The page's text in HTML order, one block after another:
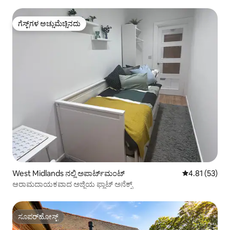
ಗೆಸ್ಟ್‌ಗಳ ಅಚ್ಚುಮೆಚ್ಚಿನದು
ಗೆಸ್ಟ್‌ಗಳ ಅಚ್ಚುಮೆಚ್ಚಿನದು
West Midlands ನಲ್ಲಿ ಅಪಾರ್ಟ್‌ಮಂಟ್ 5 ರಲ್ಲಿ 4.81
4.81 (53)
ಆರಾಮದಾಯಕವಾದ ಅಜ್ಜಿಯ ಫ್ಲಾಟ್ ಅನೆಕ್ಸ್
ಸೂಪರ್‌ಹೋಸ್ಟ್
ಸೂಪರ್‌ಹೋಸ್ಟ್